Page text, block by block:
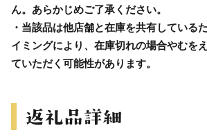
ん。あらかじめご了承ください。
・当該品は他店舗と在庫を共有している
イミングにより、在庫切れの場合やむを
ていただく可能性があります。